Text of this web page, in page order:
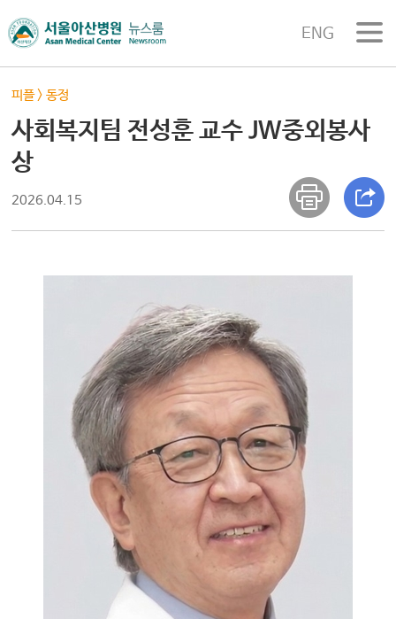
ENG
피플>동정
사회복지팀 전성훈 교수 JW중외봉사
상
2026.04.15